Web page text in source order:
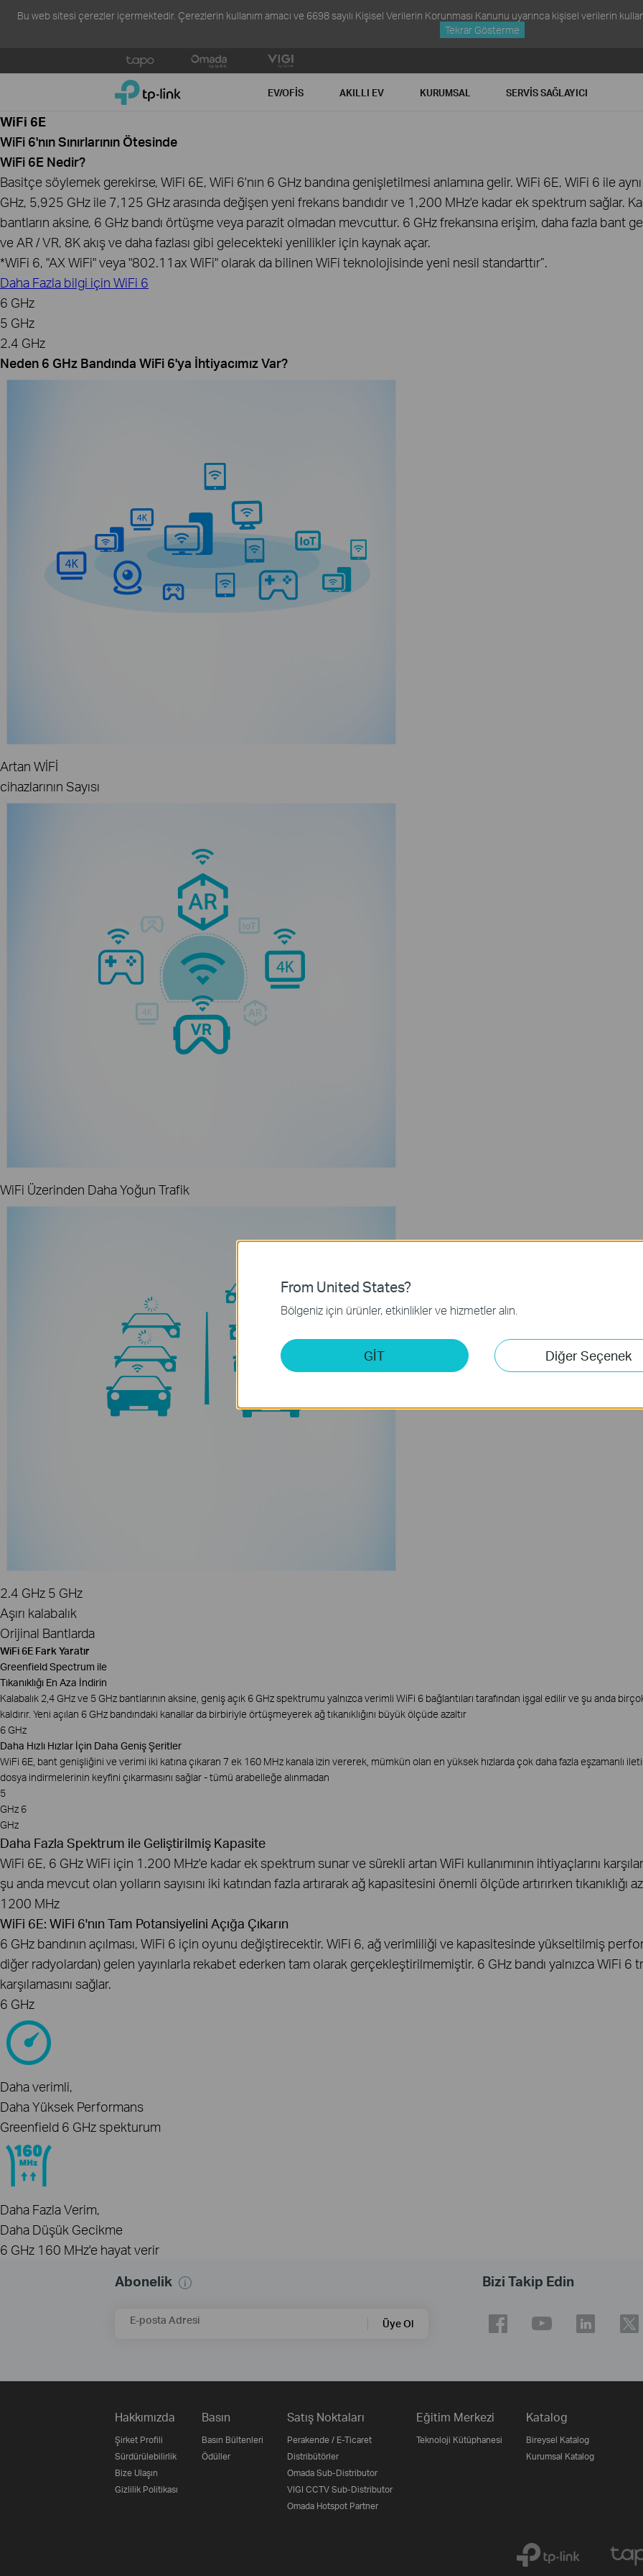
Bu web sitesi çerezler içermektedir. Çerezlerin kullanım amacı ve 6698 sayılı Kişisel Verilerin Korunması Kanunu uyarınca kişisel verilerin
Tekrar Gösterme
to
navigation
bar
TP-Link, Reliably Smart EV/OFIS AKILLI EV KURUMSAL SERVIS SAĞLAYICI
WiFi 6E
WiFi 6'nın Sınırlarının Ötesinde
WiFi 6E Nedir?
Basitçe söylemek gerekirse, WiFi 6E, WiFi 6'nın 6 GHz bandına genişletilmesi anlamına gelir. WiFi 6E, WiFi 6 ile
GHz, 5,925 GHz ile 7,125 GHz arasında değişen yeni frekans bandıdır ve 1,200 MHz'e kadar ek spektrum sağlar.
bantların aksine, 6 GHz bandı örtüşme veya parazit olmadan mevcuttur. 6 GHz frekansına erişim, daha fazla bant
ve AR / VR, 8K akış ve daha fazlası gibi gelecekteki yenilikler için kaynak açar.
*WiFi 6, "AX WiFi" veya "802.11ax WiFi" olarak da bilinen WiFi teknolojisinde yeni nesil standarttır”.
Daha Fazla bilgi için WiFi 6
6 GHz
5 GHz
2.4 GHz
Neden 6 GHz Bandında WiFi 6'ya İhtiyacımız Var?
Artan WİFİ
cihazlarının Sayısı
WiFi Üzerinden Daha Yoğun Trafik
2.4 GHz 5 GHz
Aşırı kalabalık
Orijinal Bantlarda
WiFi 6E Fark Yaratır
Greenfield Spectrum ile
Tıkanıklığı En Aza İndirin
Kalabalık 2,4 GHz ve 5 GHz bantlarının aksine, geniş açık 6 GHz spektrumu yalnızca verimli WiFi 6 bağlantıları tarafından işgal edilir ve şu anda birçok
kaldırır. Yeni açılan 6 GHz bandındaki kanallar da birbiriyle örtüşmeyerek ağ tıkanıklığını büyük ölçüde azaltır
6 GHz
Daha Hızlı Hızlar İçin Daha Geniş Şeritler
WiFi 6E, bant genişliğini ve verimi iki katına çıkaran 7 ek 160 MHz kanala izin vererek, mümkün olan en yüksek hızlarda çok daha fazla eşzamanlı
dosya indirmelerinin keyfini çıkarmasını sağlar - tümü arabelleğe alınmadan
5
GHz 6
GHz
Daha Fazla Spektrum ile Geliştirilmiş Kapasite
WiFi 6E, 6 GHz WiFi için 1.200 MHz'e kadar ek spektrum sunar ve sürekli artan WiFi kullanımının ihtiyaçlarını
şu anda mevcut olan yolların sayısını iki katından fazla artırarak ağ kapasitesini önemli ölçüde artırırken tıkanıklığı
1200 MHz
WiFi 6E: WiFi 6'nın Tam Potansiyelini Açığa Çıkarın
6 GHz bandının açılması, WiFi 6 için oyunu değiştirecektir. WiFi 6, ağ verimliliği ve kapasitesinde yükseltilmiş
diğer radyolardan) gelen yayınlarla rekabet ederken tam olarak gerçekleştirilmemiştir. 6 GHz bandı yalnızca WiFi
karşılamasını sağlar.
6 GHz
Daha verimli,
Daha Yüksek Performans
Greenfield 6 GHz spekturum
Daha Fazla Verim,
Daha Düşük Gecikme
6 GHz 160 MHz'e hayat verir
Abonelik
E-posta Adresi Üye Ol
Bizi Takip Edin
Hakkımızda
Şirket Profili
Sürdürülebilirlik
Bize Ulaşın
Gizlilik Politikası
Basın
Basın Bültenleri
Ödüller
Satış Noktaları
Perakende / E-Ticaret
Distribütörler
Omada Sub-Distributor
VIGI CCTV Sub-Distributor
Omada Hotspot Partner
Eğitim Merkezi
Teknoloji Kütüphanesi
Katalog
Bireysel Katalog
Kurumsal Katalog
From United States?
Bölgeniz için ürünler, etkinlikler ve hizmetler alın.
GİT Diğer Seçenek